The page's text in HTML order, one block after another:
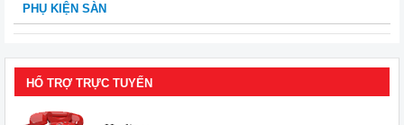
PHỤ KIỆN SÀN
HỔ TRỢ TRỰC TUYẾN